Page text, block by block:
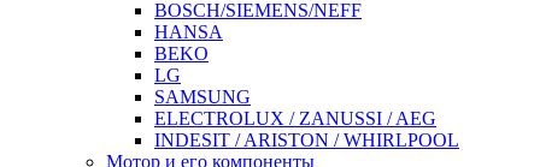
BOSCH/SIEMENS/NEFF
HANSA
BEKO
LG
SAMSUNG
ELECTROLUX / ZANUSSI / AEG
INDESIT / ARISTON / WHIRLPOOL
Мотор и его компоненты